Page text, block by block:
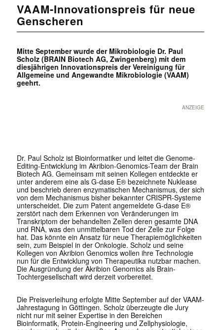
VAAM-Innovationspreis für neue
Genscheren
Mitte September wurde der Mikrobiologie Dr. Paul
Scholz (BRAIN Biotech AG, Zwingenberg) mit dem
diesjährigen Innovationspreis der Vereinigung für
Allgemeine und Angewandte Mikrobiologie (VAAM)
geehrt.
ANZEIGE
Dr. Paul Scholz ist Bioinformatiker und leitet die Genome-
Editing-Entwicklung im Akribion-Genomics-Team der Brain
Biotech AG. Gemeinsam mit seinen Kollegen entdeckte er
unter anderem eine als G-dase E® bezeichnete Nuklease
und beschrieb deren enzymatischen Mechanismus, der sich
von dem Mechanismus bisher bekannter CRISPR-Systeme
unterscheidet. Die zum Patent angemeldete G-dase E®
zerstört nach dem Erkennen von Veränderungen im
Transkriptom der behandelten Zellen deren gesamte DNA
und RNA, was den unmittelbaren Tod der Zelle zur Folge
hat. Das könnte ein Ansatz für neue Therapiemöglichkeiten
sein, zum Beispiel in der Onkologie. Scholz und seine
Kollegen von Akribion Genomics wollen ihre Technologie
nun für die Entwicklung von Therapeutika nutzbar machen.
Die Ausgründung der Akribion Genomics als Brain-
Tochtergesellschaft wird derzeit vorbereitet.
Die Preisverleihung erfolgte Mitte September auf der VAAM-
Jahrestagung in Göttingen. Scholz überzeugte die Jury
nicht nur mit seiner Expertise in den Bereichen
Bioinformatik, Protein-Engineering und Zellphysiologie,